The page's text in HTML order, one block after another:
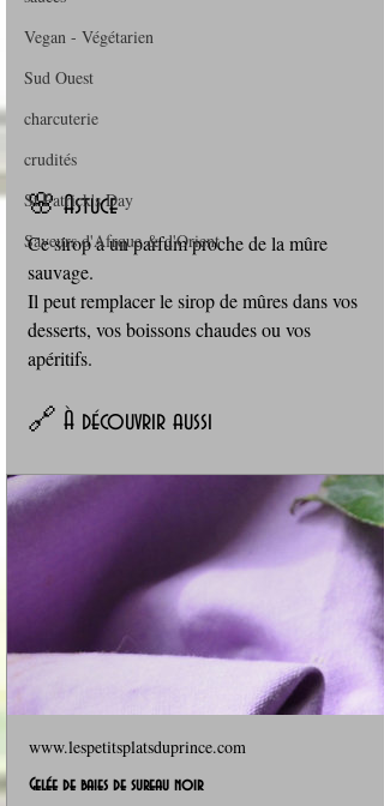
Vegan - Végétarien
Sud Ouest
charcuterie
crudités
St Patrick's Day
Saveurs d'Afrque & d'Orient
🌸 Astuce
Ce sirop a un parfum proche de la mûre
sauvage.
Il peut remplacer le sirop de mûres dans vos
desserts, vos boissons chaudes ou vos
apéritifs.
🔗 À découvrir aussi
www.lespetitsplatsduprince.com
Gelée de baies de sureau noir